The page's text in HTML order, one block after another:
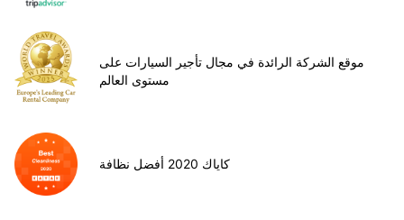
موقع الشركة الرائدة في مجال تأجير السيارات على
مستوى العالم
كاياك 2020 أفضل نظافة